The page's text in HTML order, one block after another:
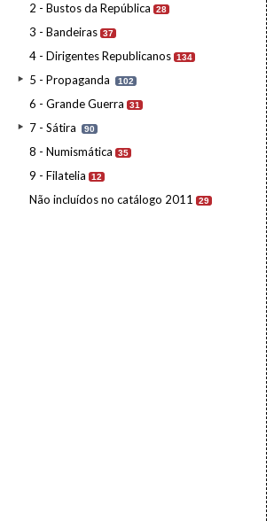
2 - Bustos da República 28
3 - Bandeiras 37
4 - Dirigentes Republicanos 134
5 - Propaganda 102
6 - Grande Guerra 31
7 - Sátira 90
8 - Numismática 35
9 - Filatelia 12
Não incluídos no catálogo 2011 29